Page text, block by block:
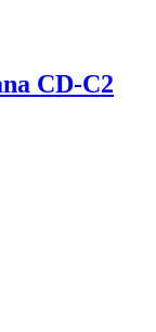
CD-C2